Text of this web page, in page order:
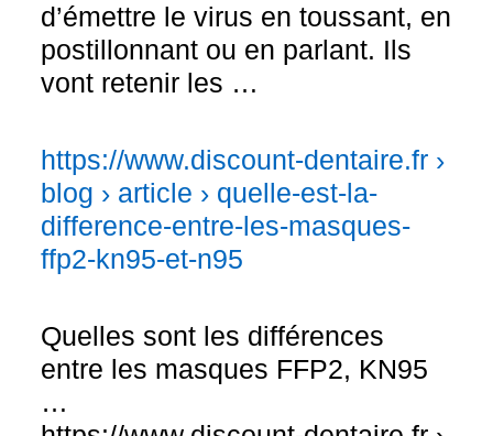
d’émettre le virus en toussant, en
postillonnant ou en parlant. Ils
vont retenir les …
https://www.discount-dentaire.fr ›
blog › article › quelle-est-la-
difference-entre-les-masques-
ffp2-kn95-et-n95
Quelles sont les différences
entre les masques FFP2, KN95
…